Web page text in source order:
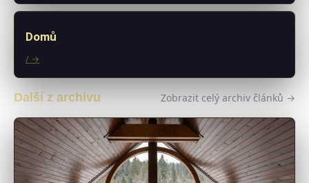
Domů
/ →
Další z archivu Zobrazit celý archiv článků →